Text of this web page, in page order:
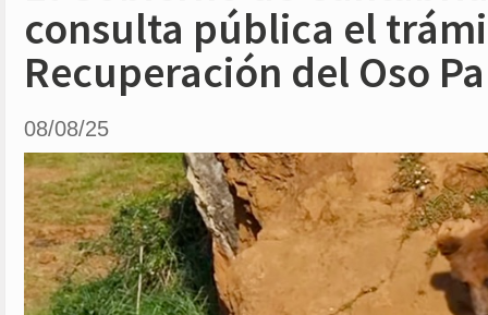
consulta pública el
Recuperación del Oso
08/08/25